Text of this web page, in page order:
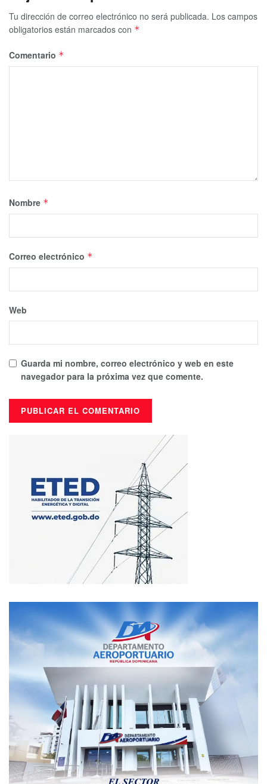
Tu dirección de correo electrónico no será publicada. Los campos
obligatorios están marcados con *
Comentario *
Nombre *
Correo electrónico *
Web
Guarda mi nombre, correo electrónico y web en este
navegador para la próxima vez que comente.